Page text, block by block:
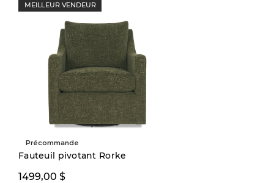
MEILLEUR VENDEUR
Précommande
Fauteuil pivotant Rorke
1499,00 $